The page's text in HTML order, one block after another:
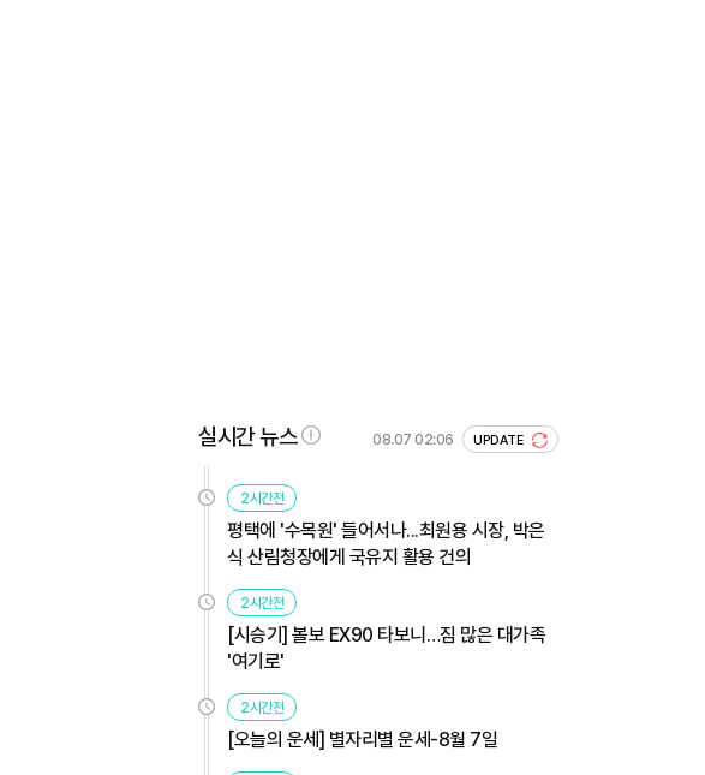
실시간 뉴스 08.07 02:06 UPDATE
2시간전
평택에 '수목원' 들어서나...최원용 시장, 박은
식 산림청장에게 국유지 활용 건의
2시간전
[시승기] 볼보 EX90 타보니…짐 많은 대가족
'여기로'
2시간전
[오늘의 운세] 별자리별 운세-8월 7일